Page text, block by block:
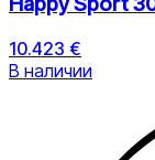
10.423 €
В наличии